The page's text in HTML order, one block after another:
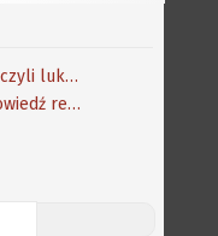
Crystal USB, czyli luksus w domu i zagrodzie
AmiKit - zapowiedź recenzji